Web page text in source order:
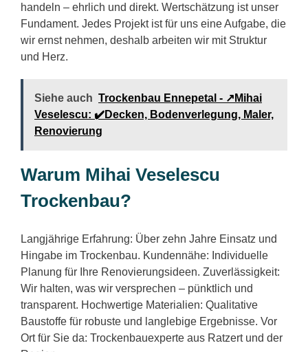
handeln – ehrlich und direkt. Wertschätzung ist unser
Fundament. Jedes Projekt ist für uns eine Aufgabe, die
wir ernst nehmen, deshalb arbeiten wir mit Struktur
und Herz.
Siehe auch Trockenbau Ennepetal - ↗️Mihai
Veselescu: ✔️Decken, Bodenverlegung, Maler,
Renovierung
Warum Mihai Veselescu
Trockenbau?
Langjährige Erfahrung: Über zehn Jahre Einsatz und
Hingabe im Trockenbau. Kundennähe: Individuelle
Planung für Ihre Renovierungsideen. Zuverlässigkeit:
Wir halten, was wir versprechen – pünktlich und
transparent. Hochwertige Materialien: Qualitative
Baustoffe für robuste und langlebige Ergebnisse. Vor
Ort für Sie da: Trockenbauexperte aus Ratzert und der